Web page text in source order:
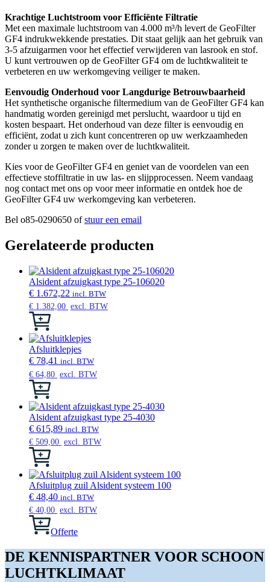
Krachtige Luchtstroom voor Efficiënte Filtratie
Met een maximale luchtstroom van 4.000 m³/h levert de GeoFilter
GF4 indrukwekkende prestaties. Dit staat gelijk aan het gebruik van
3-5 afzuigarmen voor het effectief verwijderen van lasrook en stof.
U kunt vertrouwen op de GeoFilter GF4 om de luchtkwaliteit te
verbeteren en uw werkomgeving veiliger te maken.
Eenvoudig Onderhoud voor Langdurige Betrouwbaarheid
Het synthetische organische filtermedium van de GeoFilter GF4 kan
handmatig worden gereinigd met perslucht, waardoor u tijd en
kosten bespaart. Het onderhoud van deze filter is eenvoudig en
efficiënt, zodat u zich kunt concentreren op uw werkzaamheden
zonder u zorgen te maken over de luchtkwaliteit.
Kies voor de GeoFilter GF4 en geniet van de voordelen van een
effectieve stoffiltratie in uw las- en slijpprocessen. Neem vandaag
nog contact met ons op voor meer informatie en ontdek hoe de
GeoFilter GF4 uw werkomgeving kan verbeteren.
Bel o85-0290650 ofstuur een email
Gerelateerde producten
Alsident afzuigkast type 25-106020
€ 1.672,22 incl. BTW
€ 1.382,00 excl. BTW
Dit
heeft
meerdere
variaties.
Deze
optie
gekozen
worden
op
de
productpagina
Afsluitklepjes
€ 78,41 incl. BTW
€ 64,80 excl. BTW
Dit
heeft
meerdere
variaties.
Deze
optie
gekozen
worden
op
de
productpagina
Alsident afzuigkast type 25-4030
€ 615,89 incl. BTW
€ 509,00 excl. BTW
Dit
heeft
meerdere
variaties.
Deze
optie
kan
gekozen
worden
op
de
Afsluitplug zuil Alsident systeem 100
€ 48,40 incl. BTW
€ 40,00 excl. BTW
Offerte
DE KENNISPARTNER VOOR SCHOON
LUCHTKLIMAAT